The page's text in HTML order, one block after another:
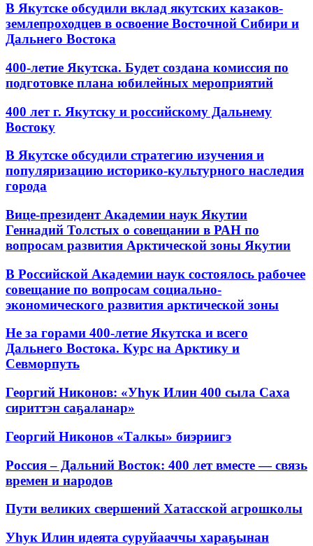
В Якутске обсудили вклад якутских казаков-
землепроходцев в освоение Восточной Сибири и
Дальнего Востока
400-летие Якутска. Будет создана комиссия по
подготовке плана юбилейных мероприятий
400 лет г. Якутску и российскому Дальнему
Востоку
В Якутске обсудили стратегию изучения и
популяризацию историко-культурного наследия
города
Вице-президент Академии наук Якутии
Геннадий Толстых о совещании в РАН по
вопросам развития Арктической зоны Якутии
В Российской Академии наук состоялось рабочее
совещание по вопросам социально-
экономического развития арктической зоны
Не за горами 400-летие Якутска и всего
Дальнего Востока. Курс на Арктику и
Севморпуть
Георгий Никонов: «Уһук Илин 400 сыла Саха
сириттэн саҕаланар»
Георгий Никонов «Талкы» биэриигэ
Россия – Дальний Восток: 400 лет вместе — связь
времен и народов
Пути великих свершений Хатасской агрошколы
Уһук Илин идеята суруйааччы хараҕынан